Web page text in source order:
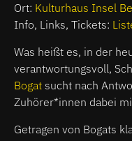
Ort: Kulturhaus Insel
Info, Links, Tickets:
Was heißt es, in der
verantwortungsvoll,
Bogat sucht nach
Zuhörer*innen dabei
Getragen von Bogats